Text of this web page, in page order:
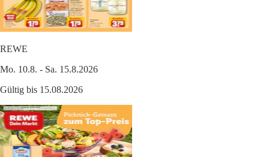
REWE
Mo. 10.8. - Sa. 15.8.2026
Gültig bis 15.08.2026